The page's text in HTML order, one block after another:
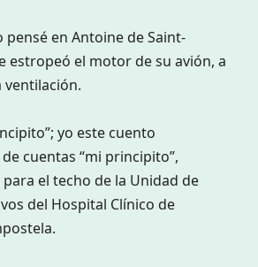
pensé en Antoine de Saint-
estropeó el motor de su avión, a
ventilación.
yo este cuento
cuentas “mi principito”,
el techo de la Unidad de
del Hospital Clínico de